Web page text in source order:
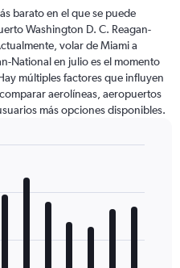
barato en el que se puede
Washington D. C. Reagan-
volar de Miami a
National en julio es el momento
múltiples factores que influyen
aerolíneas, aeropuertos
más opciones disponibles.